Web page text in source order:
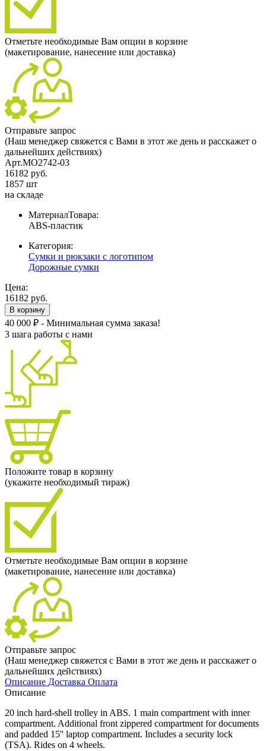
Отметьте необходимые Вам опции в корзине
(макетирование, нанесение или доставка)
Отправьте запрос
(Наш менеджер свяжется с Вами в этот же день и расскажет о
дальнейших действиях)
Арт.MO2742-03
16182 руб.
1857 шт
на складе
МатериалТовара:
ABS-пластик
Категория:
Сумки и рюкзаки с логотипом
Дорожные сумки
Цена:
16182 руб.
В корзину
40 000 ₽ - Минимальная сумма заказа!
3 шага работы с нами
Положите товар в корзину
(укажите необходимый тираж)
Отметьте необходимые Вам опции в корзине
(макетирование, нанесение или доставка)
Отправьте запрос
(Наш менеджер свяжется с Вами в этот же день и расскажет о
дальнейших действиях)
Описание Доставка Оплата
Описание
20 inch hard-shell trolley in ABS. 1 main compartment with inner
compartment. Additional front zippered compartment for documents
and padded 15'' laptop compartment. Includes a security lock
(TSA). Rides on 4 wheels.